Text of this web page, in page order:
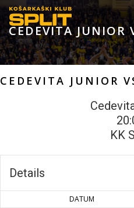
CEDEVITA JUNIOR
CEDEVITA JUNIOR
KK
Details
DATUM